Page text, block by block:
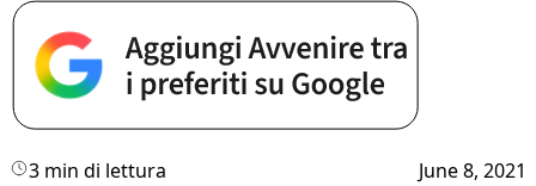
3 min di lettura June 8, 2021